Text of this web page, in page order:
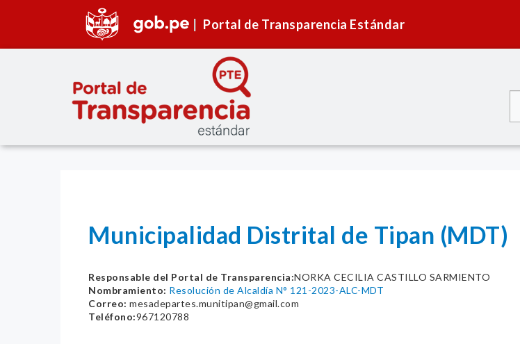
Portal de Transparencia Estándar
Municipalidad Distrital de Tipan (MDT)
Responsable del Portal de Transparencia:NORKA CECILIA CASTILLO SARMIENTO
Nombramiento: Resolución de Alcaldía N° 121-2023-ALC-MDT
Correo: mesadepartes.munitipan@gmail.com
Teléfono:967120788